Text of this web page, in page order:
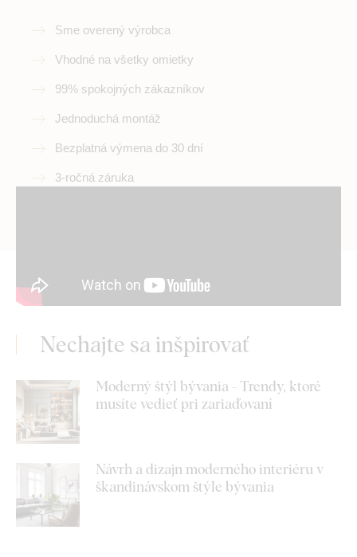
Sme overený výrobca
Vhodné na všetky omietky
99% spokojných zákazníkov
Jednoduchá montáž
Bezplatná výmena do 30 dní
3-ročná záruka
Nechajte sa inšpirovať
Moderný štýl bývania - Trendy, ktoré
musíte vedieť pri zariaďovaní
Návrh a dizajn moderného interiéru v
škandinávskom štýle bývania